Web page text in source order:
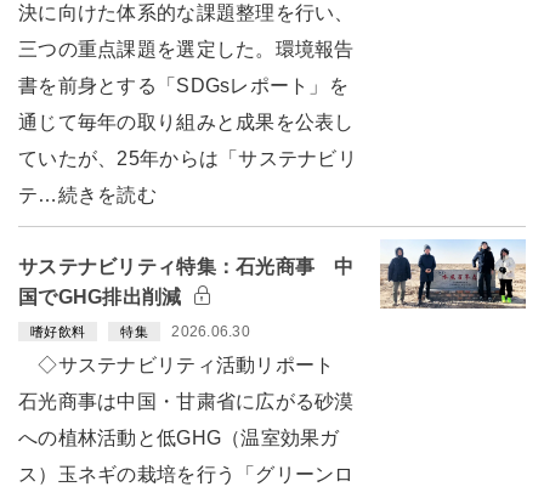
決に向けた体系的な課題整理を行い、
三つの重点課題を選定した。環境報告
書を前身とする「SDGsレポート」を
通じて毎年の取り組みと成果を公表し
ていたが、25年からは「サステナビリ
テ…続きを読む
サステナビリティ特集：石光商事 中
国でGHG排出削減
嗜好飲料 特集 2026.06.30
◇サステナビリティ活動リポート
石光商事は中国・甘粛省に広がる砂漠
への植林活動と低GHG（温室効果ガ
ス）玉ネギの栽培を行う「グリーンロ